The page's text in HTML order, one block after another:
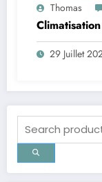
Thomas
29 Juillet